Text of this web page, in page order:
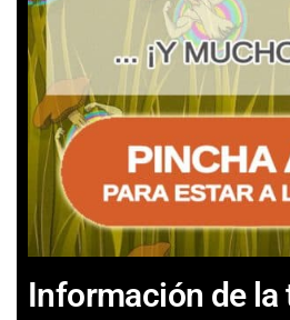
Información de la